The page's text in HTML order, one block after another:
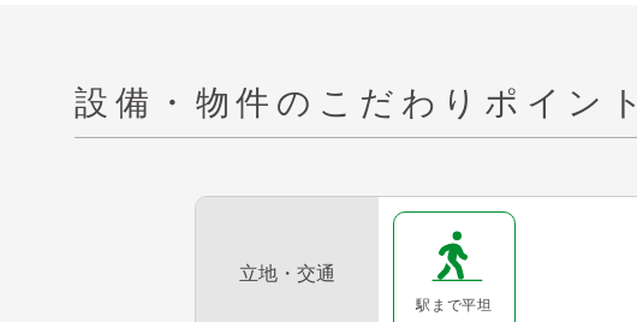
設備・物件の こだわりポイント
立地・交通
駅まで平坦